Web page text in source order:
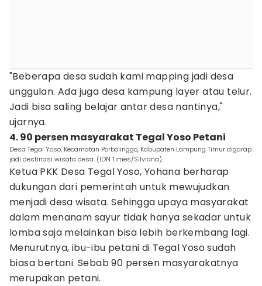
"Beberapa desa sudah kami mapping jadi desa
unggulan. Ada juga desa kampung layer atau telur.
Jadi bisa saling belajar antar desa nantinya,"
ujarnya.
4. 90 persen masyarakat Tegal Yoso Petani
Desa Tegal Yoso, Kecamatan Porbolinggo, Kabupaten Lampung Timur digarap
jadi destinasi wisata desa. (IDN Times/Silviana).
Ketua PKK Desa Tegal Yoso, Yohana berharap
dukungan dari pemerintah untuk mewujudkan
menjadi desa wisata. Sehingga upaya masyarakat
dalam menanam sayur tidak hanya sekadar untuk
lomba saja melainkan bisa lebih berkembang lagi.
Menurutnya, ibu-ibu petani di Tegal Yoso sudah
biasa bertani. Sebab 90 persen masyarakatnya
merupakan petani.